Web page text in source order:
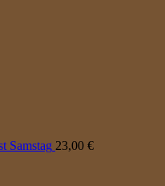
Samstag 23,00 €